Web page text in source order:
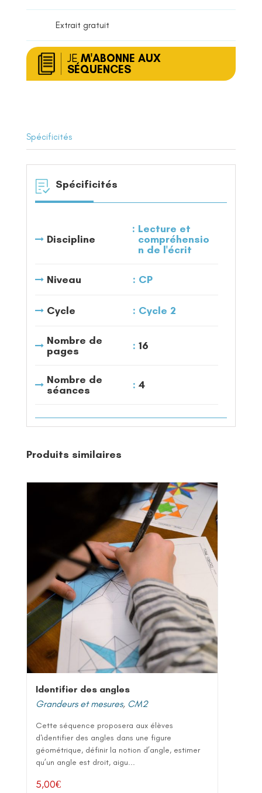
Extrait gratuit
JE M'ABONNE AUX
SÉQUENCES
Spécificités
Spécificités
Discipline
Lecture et
compréhensio
n de l'écrit
Niveau CP
Cycle Cycle 2
Nombre de
pages
16
Nombre de
séances
4
Produits similaires
Identifier des angles
Grandeurs et mesures, CM2
Cette séquence proposera aux élèves
d'identifier des angles dans une figure
géométrique, définir la notion d’angle, estimer
qu’un angle est droit, aigu...
5,00€